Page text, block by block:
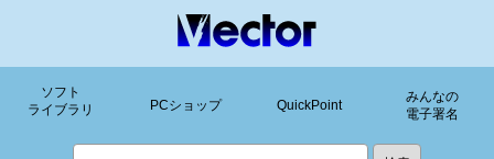
ソフト
ライブラリ
PCショップ QuickPoint
みんなの
電子署名